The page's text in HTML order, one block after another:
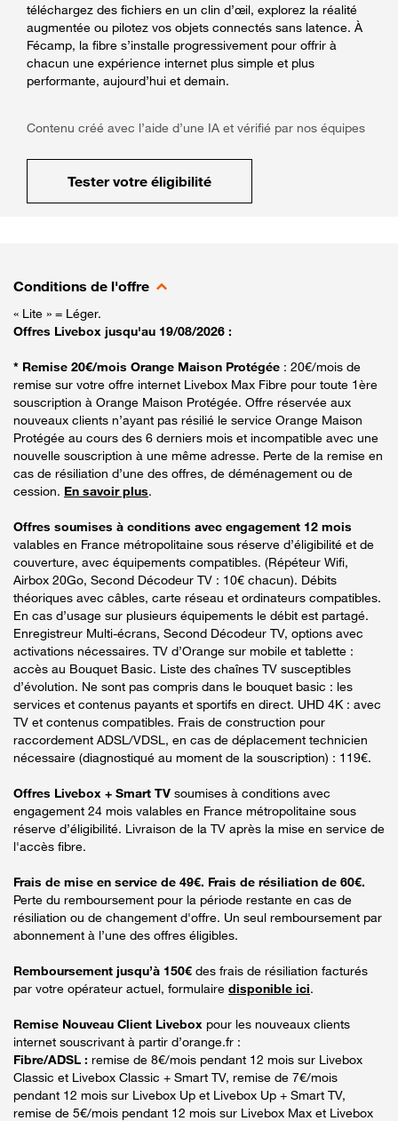
téléchargez des fichiers en un clin d’œil, explorez la réalité
augmentée ou pilotez vos objets connectés sans latence. À
Fécamp, la fibre s’installe progressivement pour offrir à
chacun une expérience internet plus simple et plus
performante, aujourd’hui et demain.
Contenu créé avec l’aide d’une IA et vérifié par nos équipes
Tester votre éligibilité
Conditions de l'offre
« Lite » = Léger.
Offres Livebox jusqu'au 19/08/2026 :
* Remise 20€/mois Orange Maison Protégée : 20€/mois de
remise sur votre offre internet Livebox Max Fibre pour toute 1ère
souscription à Orange Maison Protégée. Offre réservée aux
nouveaux clients n’ayant pas résilié le service Orange Maison
Protégée au cours des 6 derniers mois et incompatible avec une
nouvelle souscription à une même adresse. Perte de la remise en
cas de résiliation d’une des offres, de déménagement ou de
cession. En savoir plus.
Offres soumises à conditions avec engagement 12 mois
valables en France métropolitaine sous réserve d’éligibilité et de
couverture, avec équipements compatibles. (Répéteur Wifi,
Airbox 20Go, Second Décodeur TV : 10€ chacun). Débits
théoriques avec câbles, carte réseau et ordinateurs compatibles.
En cas d’usage sur plusieurs équipements le débit est partagé.
Enregistreur Multi-écrans, Second Décodeur TV, options avec
activations nécessaires. TV d’Orange sur mobile et tablette :
accès au Bouquet Basic. Liste des chaînes TV susceptibles
d’évolution. Ne sont pas compris dans le bouquet basic : les
services et contenus payants et sportifs en direct. UHD 4K : avec
TV et contenus compatibles. Frais de construction pour
raccordement ADSL/VDSL, en cas de déplacement technicien
nécessaire (diagnostiqué au moment de la souscription) : 119€.
Offres Livebox + Smart TV soumises à conditions avec
engagement 24 mois valables en France métropolitaine sous
réserve d’éligibilité. Livraison de la TV après la mise en service de
l'accès fibre.
Frais de mise en service de 49€. Frais de résiliation de 60€.
Perte du remboursement pour la période restante en cas de
résiliation ou de changement d'offre. Un seul remboursement par
abonnement à l’une des offres éligibles.
Remboursement jusqu’à 150€ des frais de résiliation facturés
par votre opérateur actuel, formulaire disponible ici.
Remise Nouveau Client Livebox pour les nouveaux clients
internet souscrivant à partir d’orange.fr :
Fibre/ADSL : remise de 8€/mois pendant 12 mois sur Livebox
Classic et Livebox Classic + Smart TV, remise de 7€/mois
pendant 12 mois sur Livebox Up et Livebox Up + Smart TV,
remise de 5€/mois pendant 12 mois sur Livebox Max et Livebox